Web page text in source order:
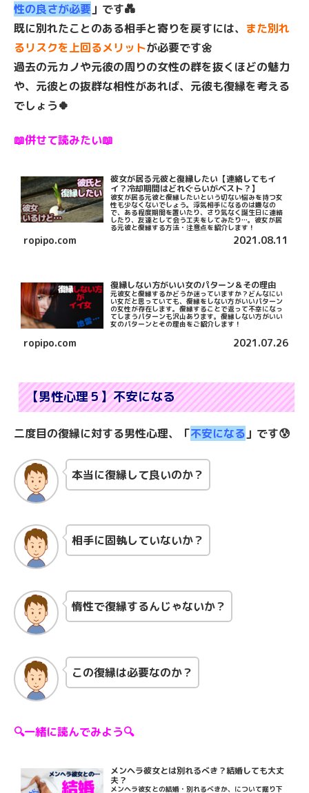
性の良さが必要 」です💑
既に別れたことのある相手と寄りを戻すには、 また別れ
るリスクを上回るメリットが必要です🌼
過去の元カノや元彼の周りの女性の群を抜くほどの魅力
や、元彼との抜群な相性があれば、元彼も復縁を考える
でしょう🍀
📖併せて読みたい📖
彼女が居る元彼と復縁したい【連絡してもイ
イ？冷却期間はどれぐらいがベスト？】
彼女が居る元彼と復縁したいという切ない悩みを持つ女
性も少なくないでしょう。浮気相手になるのは嫌なの
で、ある程度期間を置いたり、さり気なく誕生日に連絡
したり、友達として会う工夫をしてみたり…。彼女が居
る元彼と復縁する方法・注意点を紹介します！
ropipo.com 2021.08.11
復縁しない方がいい女のパターン＆その理由
元彼女と復縁するかどうか迷っていますか？どんなにい
い女だと思っていても、復縁をしない方がいいパターン
の女性が存在します。復縁することで返って不幸になっ
てしまうパターンも沢山あります。復縁しない方がいい
女のパターンとその理由をご紹介します！
ropipo.com 2021.07.26
【男性心理５】不安になる
二度目の復縁に対する男性心理、「不安になる 」です😰
本当に復縁して良いのか？
相手に固執していないか？
惰性で復縁するんじゃないか？
この復縁は必要なのか？
🔍一緒に読んでみよう🔍
メンヘラ彼女とは別れるべき？結婚しても大丈
夫？
メンヘラ彼女との結婚・別れるべきか、について掘り下